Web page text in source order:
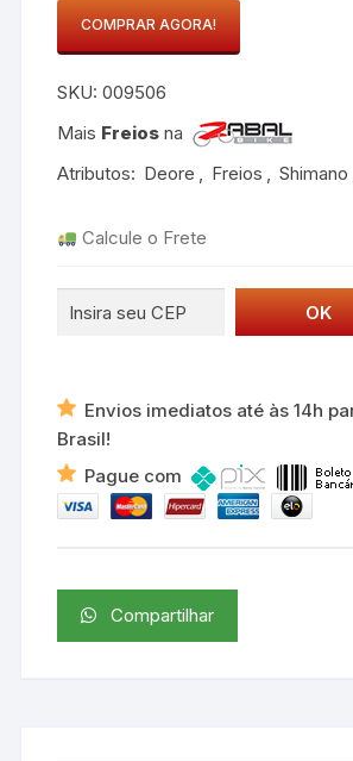
Disco
Dianteiro
Hidráulico
XT
M8100-
M8100
quantidade
COMPRAR AGORA!
SKU:009506
Mais Freios na
Atributos: Deore , Freios , Shimano
Calcule o Frete
Envios imediatos até às 14h
Brasil!
Pague com
Compartilhar